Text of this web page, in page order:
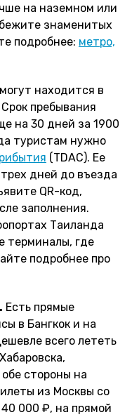
на наземном или
знаменитых
подробнее: метро,
находится в
пребывания
на 30 дней за 1900
туристам нужно
(TDAC). Ее
дней до въезда
QR-код,
заполнения.
Таиланда
терминалы, где
подробнее про
Есть прямые
в Бангкок и на
всего лететь
стороны на
из Москвы со
000 ₽, на прямой